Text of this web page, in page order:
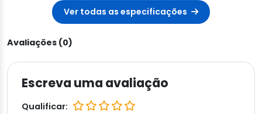
Ver todas as especificações
Avaliações (0)
Escreva uma avaliação
Qualificar: